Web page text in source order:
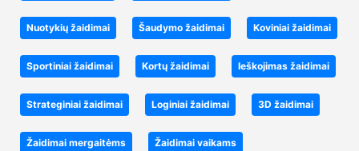
Nuotykių žaidimai Šaudymo žaidimai Koviniai žaidimai
Sportiniai žaidimai Kortų žaidimai Ieškojimas žaidimai
Strateginiai žaidimai Loginiai žaidimai 3D žaidimai
Žaidimai mergaitėms Žaidimai vaikams